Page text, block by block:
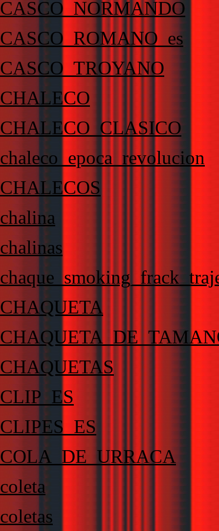
CASCO_NORMANDO
CASCO_ROMANO_es
CASCO_TROYANO
CHALECO
CHALECO_CLASICO
chaleco_epoca_revolucion
CHALECOS
chalina
chalinas
CHAQUETA
CHAQUETAS
CLIP_ES
CLIPES_ES
COLA_DE_URRACA
coleta
coletas